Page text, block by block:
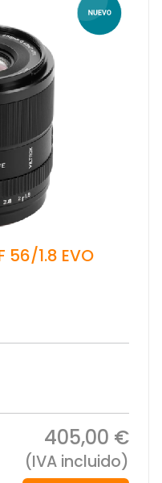
56/1.8 EVO
405,00 €
(IVA incluido)